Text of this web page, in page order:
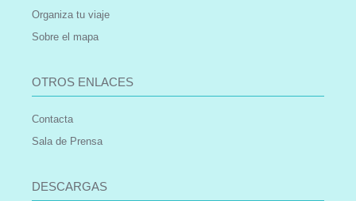
Organiza tu viaje
Sobre el mapa
OTROS ENLACES
Contacta
Sala de Prensa
DESCARGAS